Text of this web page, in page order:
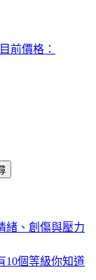
目前價格：
緒、創傷與壓力
10個等級你知道